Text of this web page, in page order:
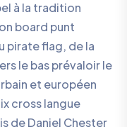
à la tradition
board punt
pirate flag, de la
le bas prévaloir le
et européen
cross langue
de Daniel Chester